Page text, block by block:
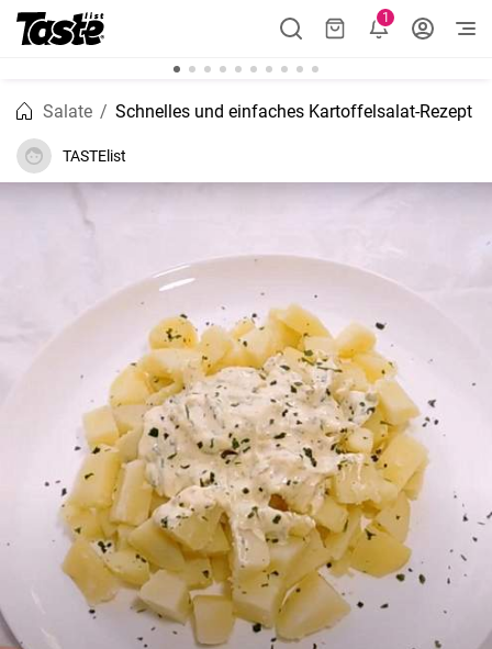
1
Salate Schnelles und einfaches Kartoffelsalat-Rezept
TASTElist